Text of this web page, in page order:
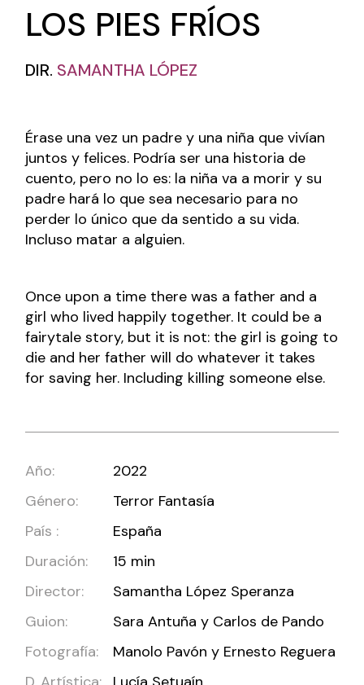
LOS PIES FRÍOS
DIR. SAMANTHA LÓPEZ
Érase una vez un padre y una niña que vivían
juntos y felices. Podría ser una historia de
cuento, pero no lo es: la niña va a morir y su
padre hará lo que sea necesario para no
perder lo único que da sentido a su vida.
Incluso matar a alguien.
Once upon a time there was a father and a
girl who lived happily together. It could be a
fairytale story, but it is not: the girl is going to
die and her father will do whatever it takes
for saving her. Including killing someone else.
Año:
2022
Género:
Terror Fantasía
País :
España
Duración:
15 min
Director:
Samantha López Speranza
Guion:
Sara Antuña y Carlos de Pando
Fotografía:
Manolo Pavón y Ernesto Reguera